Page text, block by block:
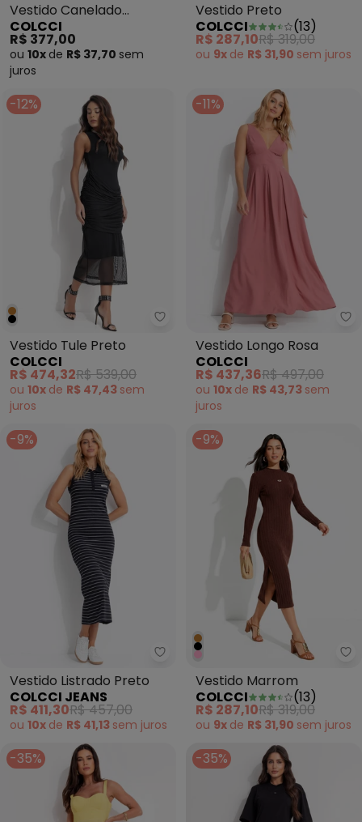
Vestido Canelado
Marrom
COLCCI
R$ 377,00
ou 10x de R$ 37,70 sem
juros
Vestido Preto
COLCCI
(13)
R$ 287,10R$ 319,00
ou 9x de R$ 31,90 sem juros
-12%
Colcci - Vestido Tule Preto
Vestido Tule Preto
COLCCI
R$ 474,32R$ 539,00
ou 10x de R$ 47,43 sem
juros
-11%
Vestido Longo Rosa
COLCCI
R$ 437,36R$ 497,00
ou 10x de R$ 43,73 sem
juros
-9%
Colcci Jeans - Vestido Listrado
Vestido Listrado Preto
COLCCI JEANS
R$ 411,30R$ 457,00
ou 10x de R$ 41,13 sem juros
-9%
Vestido Marrom
COLCCI
(13)
R$ 287,10R$ 319,00
ou 9x de R$ 31,90 sem juros
-35% -35%